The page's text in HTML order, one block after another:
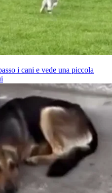
i cani e vede una piccola